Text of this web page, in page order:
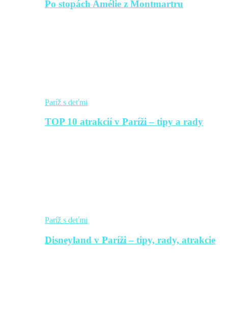
Po stopách Amélie z Montmartru
Paríž s deťmi
TOP 10 atrakcií v Paríži – tipy a rady
Paríž s deťmi
Disneyland v Paríži – tipy, rady, atrakcie